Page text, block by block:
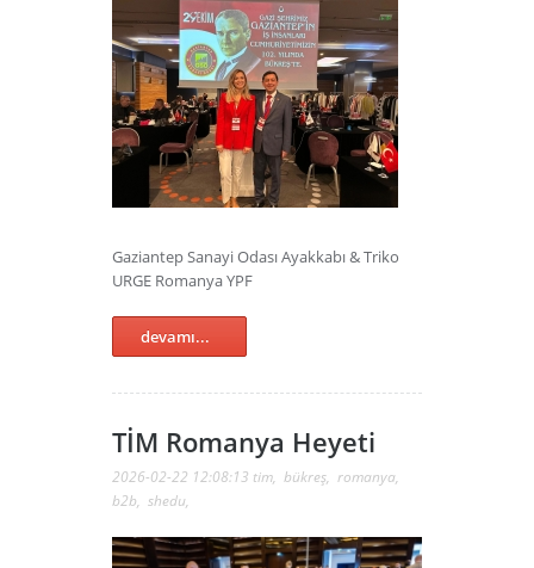
Gaziantep Sanayi Odası Ayakkabı & Triko
URGE Romanya YPF
devamı...
TİM Romanya Heyeti
2026-02-22 12:08:13 tim, bükreş, romanya,
b2b, shedu,